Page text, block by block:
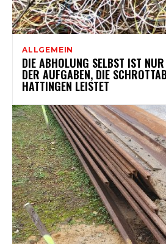
ALLGEMEIN
DIE ABHOLUNG SELBST IST
DER AUFGABEN, DIE
HATTINGEN LEISTET